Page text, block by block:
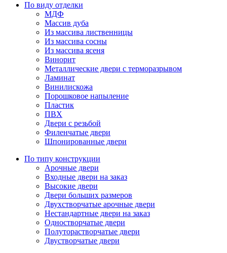
По виду отделки
МДФ
Массив дуба
Из массива лиственницы
Из массива сосны
Из массива ясеня
Винорит
Металлические двери с терморазрывом
Ламинат
Винилискожа
Порошковое напыление
Пластик
ПВХ
Двери с резьбой
Филенчатые двери
Шпонированные двери
По типу конструкции
Арочные двери
Входные двери на заказ
Высокие двери
Двери больших размеров
Двухстворчатые арочные двери
Нестандартные двери на заказ
Одностворчатые двери
Полуторастворчатые двери
Двустворчатые двери